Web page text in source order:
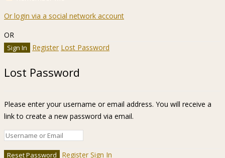
Or login via a social network account
OR
Register Lost Password
Lost Password
Please enter your username or email address. You will receive a
link to create a new password via email.
Register Sign In